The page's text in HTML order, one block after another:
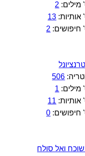
מילים: 2
13
חיפושים: 2
506
מילים: 1
11
חיפושים: 0
ואל סולח